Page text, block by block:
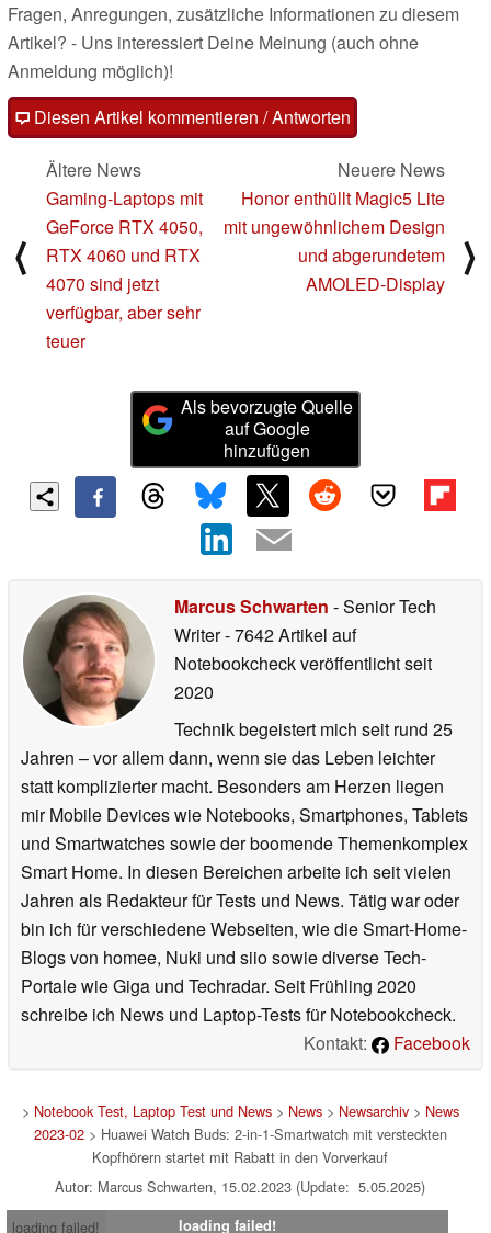
Fragen, Anregungen, zusätzliche Informationen zu diesem
Artikel? - Uns interessiert Deine Meinung (auch ohne
Anmeldung möglich)!
Diesen Artikel kommentieren / Antworten
⟨
Ältere News
Gaming-Laptops mit
GeForce RTX 4050,
RTX 4060 und RTX
4070 sind jetzt
verfügbar, aber sehr
teuer
Neuere News
Honor enthüllt Magic5 Lite
mit ungewöhnlichem Design
und abgerundetem
AMOLED-Display
⟩
Als bevorzugte Quelle
auf Google
hinzufügen
Marcus Schwarten - Senior Tech
Writer- 7642 Artikel auf
Notebookcheck veröffentlichtseit
2020
Technik begeistert mich seit rund 25
Jahren – vor allem dann, wenn sie das Leben leichter
statt komplizierter macht. Besonders am Herzen liegen
mir Mobile Devices wie Notebooks, Smartphones, Tablets
und Smartwatches sowie der boomende Themenkomplex
Smart Home. In diesen Bereichen arbeite ich seit vielen
Jahren als Redakteur für Tests und News. Tätig war oder
bin ich für verschiedene Webseiten, wie die Smart-Home-
Blogs von homee, Nuki und siio sowie diverse Tech-
Portale wie Giga und Techradar. Seit Frühling 2020
schreibe ich News und Laptop-Tests für Notebookcheck.
Kontakt:
Facebook
> Notebook Test, Laptop Test und News> News> Newsarchiv> News
2023-02> Huawei Watch Buds: 2-in-1-Smartwatch mit versteckten
Kopfhörern startet mit Rabatt in den Vorverkauf
Autor: Marcus Schwarten, 15.02.2023 (Update: 5.05.2025)
loading failed!
loading failed!